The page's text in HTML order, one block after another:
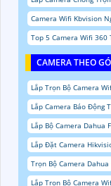
Camera Wifi Kbvision
Top 5 Camera Wifi 360
CAMERA THEO
Lắp Trọn Bộ Camera
Lắp Camera Báo Động
Lắp Bộ Camera Dahua
Lắp Đặt Camera
Trọn Bộ Camera Dahua
Lắp Trọn Bộ Camera